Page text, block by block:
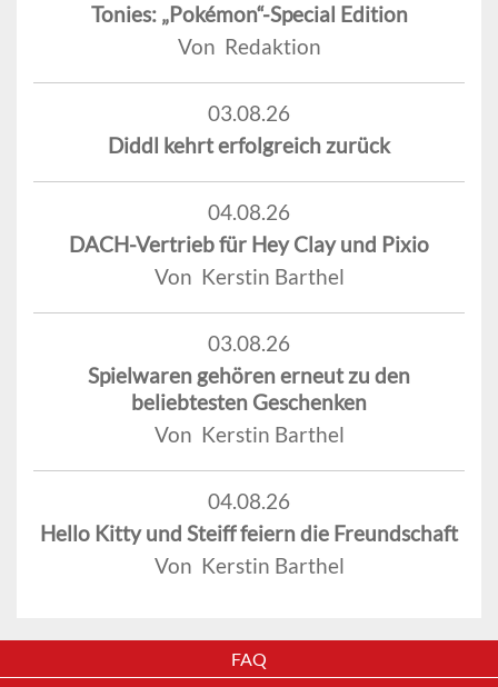
Tonies: „Pokémon“-Special Edition
Von Redaktion
03.08.26
Diddl kehrt erfolgreich zurück
04.08.26
DACH-Vertrieb für Hey Clay und Pixio
Von Kerstin Barthel
03.08.26
Spielwaren gehören erneut zu den
beliebtesten Geschenken
Von Kerstin Barthel
04.08.26
Hello Kitty und Steiff feiern die Freundschaft
Von Kerstin Barthel
FAQ